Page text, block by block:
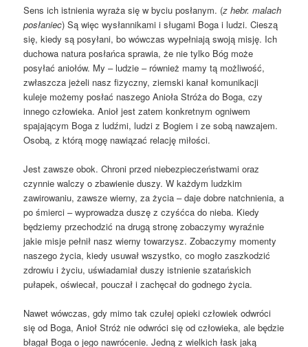
Sens ich istnienia wyraża się w byciu posłanym. (z hebr. malach
posłaniec) Są więc wysłannikami i sługami Boga i ludzi. Cieszą
się, kiedy są posyłani, bo wówczas wypełniają swoją misję. Ich
duchowa natura posłańca sprawia, że nie tylko Bóg może
posyłać aniołów. My – ludzie – również mamy tą możliwość,
zwłaszcza jeżeli nasz fizyczny, ziemski kanał komunikacji
kuleje możemy posłać naszego Anioła Stróża do Boga, czy
innego człowieka. Anioł jest zatem konkretnym ogniwem
spajającym Boga z ludźmi, ludzi z Bogiem i ze sobą nawzajem.
Osobą, z którą mogę nawiązać relację miłości.
Jest zawsze obok. Chroni przed niebezpieczeństwami oraz
czynnie walczy o zbawienie duszy. W każdym ludzkim
zawirowaniu, zawsze wierny, za życia – daje dobre natchnienia, a
po śmierci – wyprowadza duszę z czyśćca do nieba. Kiedy
będziemy przechodzić na drugą stronę zobaczymy wyraźnie
jakie misje pełnił nasz wierny towarzysz. Zobaczymy momenty
naszego życia, kiedy usuwał wszystko, co mogło zaszkodzić
zdrowiu i życiu, uświadamiał duszy istnienie szatańskich
pułapek, oświecał, pouczał i zachęcał do godnego życia.
Nawet wówczas, gdy mimo tak czułej opieki człowiek odwróci
się od Boga, Anioł Stróż nie odwróci się od człowieka, ale będzie
błagał Boga o jego nawrócenie. Jedną z wielkich łask jaką